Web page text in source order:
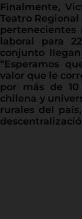
Finalmente,
Teatro
pertenecientes
laboral para
conjunto
“Esperamos
valor que le
por más de
chilena y
rurales del